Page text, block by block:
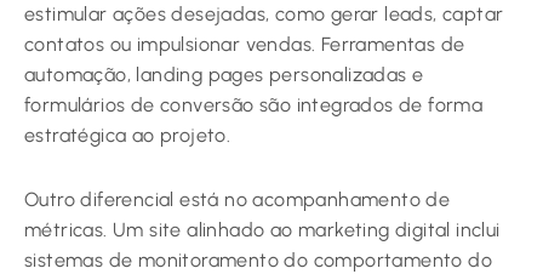
estimular ações desejadas, como gerar leads, captar
contatos ou impulsionar vendas. Ferramentas de
automação, landing pages personalizadas e
formulários de conversão são integrados de forma
estratégica ao projeto.
Outro diferencial está no acompanhamento de
métricas. Um site alinhado ao marketing digital inclui
sistemas de monitoramento do comportamento do